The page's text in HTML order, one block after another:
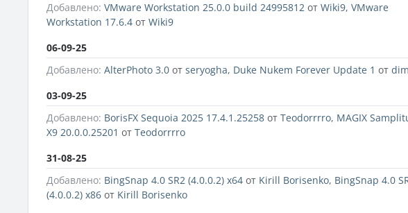
Добавлено: VMware Workstation 25.0.0 build 24995812 от Wiki9, VMware
Workstation 17.6.4 от Wiki9
06-09-25
Добавлено: AlterPhoto 3.0 от seryogha, Duke Nukem Forever Update 1 от
03-09-25
Добавлено: BorisFX Sequoia 2025 17.4.1.25258 от Teodorrrro, MAGIX
X9 20.0.0.25201 от Teodorrrro
31-08-25
Добавлено: BingSnap 4.0 SR2 (4.0.0.2) x64 от Kirill Borisenko, BingSnap 4.0
(4.0.0.2) x86 от Kirill Borisenko